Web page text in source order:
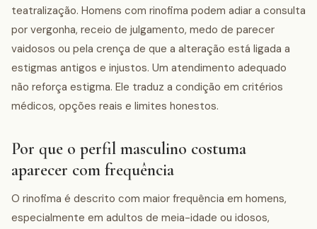
teatralização. Homens com rinofima podem adiar a consulta
por vergonha, receio de julgamento, medo de parecer
vaidosos ou pela crença de que a alteração está ligada a
estigmas antigos e injustos. Um atendimento adequado
não reforça estigma. Ele traduz a condição em critérios
médicos, opções reais e limites honestos.
Por que o perfil masculino costuma
aparecer com frequência
O rinofima é descrito com maior frequência em homens,
especialmente em adultos de meia-idade ou idosos,